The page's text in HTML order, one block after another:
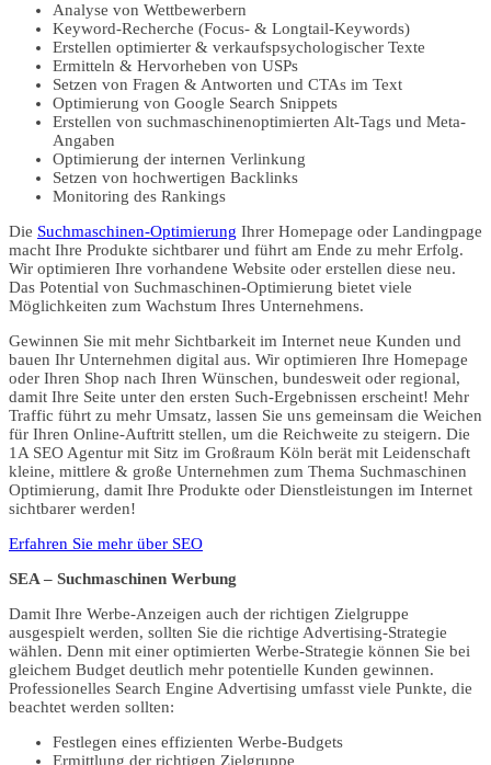
Analyse von Wettbewerbern
Keyword-Recherche (Focus- & Longtail-Keywords)
Erstellen optimierter & verkaufspsychologischer Texte
Ermitteln & Hervorheben von USPs
Setzen von Fragen & Antworten und CTAs im Text
Optimierung von Google Search Snippets
Erstellen von suchmaschinenoptimierten Alt-Tags und Meta-
Angaben
Optimierung der internen Verlinkung
Setzen von hochwertigen Backlinks
Monitoring des Rankings
Die Suchmaschinen-Optimierung Ihrer Homepage oder Landingpage
macht Ihre Produkte sichtbarer und führt am Ende zu mehr Erfolg.
Wir optimieren Ihre vorhandene Website oder erstellen diese neu.
Das Potential von Suchmaschinen-Optimierung bietet viele
Möglichkeiten zum Wachstum Ihres Unternehmens.
Gewinnen Sie mit mehr Sichtbarkeit im Internet neue Kunden und
bauen Ihr Unternehmen digital aus. Wir optimieren Ihre Homepage
oder Ihren Shop nach Ihren Wünschen, bundesweit oder regional,
damit Ihre Seite unter den ersten Such-Ergebnissen erscheint! Mehr
Traffic führt zu mehr Umsatz, lassen Sie uns gemeinsam die Weichen
für Ihren Online-Auftritt stellen, um die Reichweite zu steigern. Die
1A SEO Agentur mit Sitz im Großraum Köln berät mit Leidenschaft
kleine, mittlere & große Unternehmen zum Thema Suchmaschinen
Optimierung, damit Ihre Produkte oder Dienstleistungen im Internet
sichtbarer werden!
Erfahren Sie mehr über SEO
SEA – Suchmaschinen Werbung
Damit Ihre Werbe-Anzeigen auch der richtigen Zielgruppe
ausgespielt werden, sollten Sie die richtige Advertising-Strategie
wählen. Denn mit einer optimierten Werbe-Strategie können Sie bei
gleichem Budget deutlich mehr potentielle Kunden gewinnen.
Professionelles Search Engine Advertising umfasst viele Punkte, die
beachtet werden sollten:
Festlegen eines effizienten Werbe-Budgets
Ermittlung der richtigen Zielgruppe